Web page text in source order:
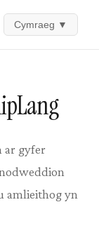
Cymraeg ▼
ar gyfer
amlieithog yn